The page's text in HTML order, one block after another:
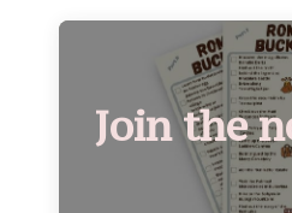
Join the